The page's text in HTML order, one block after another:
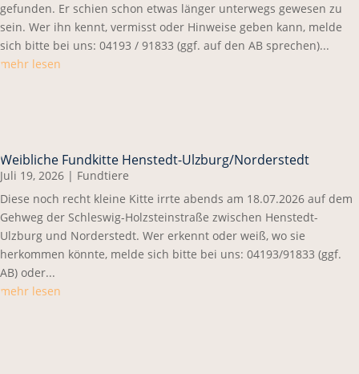
gefunden. Er schien schon etwas länger unterwegs gewesen zu
sein. Wer ihn kennt, vermisst oder Hinweise geben kann, melde
sich bitte bei uns: 04193 / 91833 (ggf. auf den AB sprechen)...
mehr lesen
Weibliche Fundkitte Henstedt-Ulzburg/Norderstedt
Juli 19, 2026 | Fundtiere
Diese noch recht kleine Kitte irrte abends am 18.07.2026 auf dem
Gehweg der Schleswig-Holzsteinstraße zwischen Henstedt-
Ulzburg und Norderstedt. Wer erkennt oder weiß, wo sie
herkommen könnte, melde sich bitte bei uns: 04193/91833 (ggf.
AB) oder...
mehr lesen